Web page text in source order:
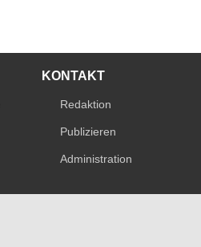
KONTAKT
Redaktion
Publizieren
Administration